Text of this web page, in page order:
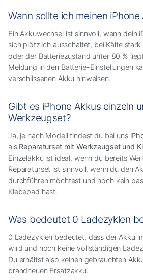
Wann sollte ich meinen
Ein Akkuwechsel ist sinnvoll, wenn dein
sich plötzlich ausschaltet, bei Kälte
oder der Batteriezustand unter 80 %
Meldung in den Batterie-Einstellungen
verschlissenen Akku hinweisen.
Gibt es iPhone Akkus einzeln
Werkzeugset?
Ja, je nach Modell findest du bei uns
als Reparaturset mit Werkzeugset und
Einzelakku ist ideal, wenn du bereits
Reparaturset ist sinnvoll, wenn du den
durchführen möchtest und noch kein
Klebepad hast.
Was bedeutet 0 Ladezyklen
0 Ladezyklen bedeutet, dass der Akku
wird und noch keine vollständigen
Du erhältst also keinen gebrauchten
brandneuen Ersatzakku.